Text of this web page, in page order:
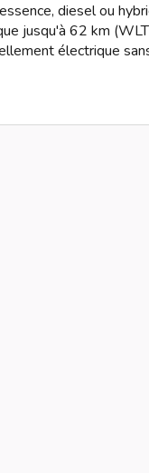
diesel ou
jusqu'à 62 km
électrique